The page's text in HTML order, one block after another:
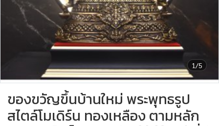
1/5
ของขวัญขึ้นบ้านใหม่ พระพุทธรูป
สไตล์โมเดิร์น ทองเหลือง ตามหลัก